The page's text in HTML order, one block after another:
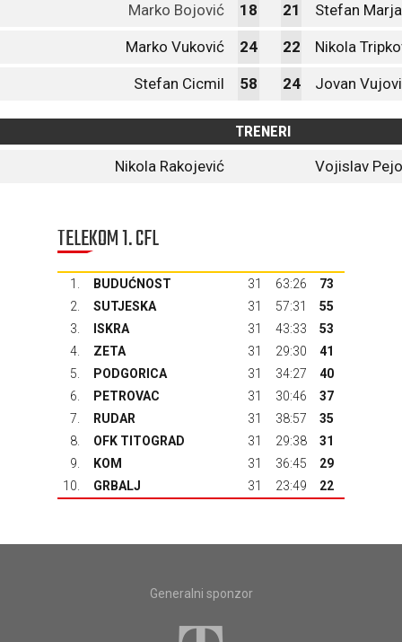
Marko Bojović 18 21 Stefan
Marko Vuković 24 22 Nikola
Stefan Cicmil 58 24 Jovan
TRENERI
Nikola Rakojević
Vojislav
TELEKOM 1. CFL
1. BUDUĆNOST 31 63:26
73
2.
SUTJESKA 31 57:31
55
3.
ISKRA 31 43:33
53
4.
ZETA 31 29:30
41
5.
PODGORICA 31 34:27
40
6.
PETROVAC 31 30:46
37
7.
RUDAR 31 38:57
35
8.
OFK TITOGRAD 31 29:38
31
9.
KOM 31 36:45
29
10.
GRBALJ 31 23:49 22
Generalni sponzor